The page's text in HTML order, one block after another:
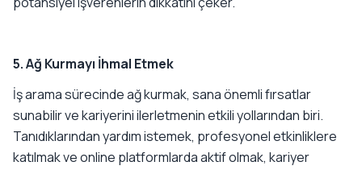
5. Ağ Kurmayı İhmal Etmek
İş arama sürecinde ağ kurmak, sana önemli fırsatlar
sunabilir ve kariyerini ilerletmenin etkili yollarından biri.
Tanıdıklarından yardım istemek, profesyonel etkinliklere
katılmak ve online platformlarda aktif olmak, kariyer